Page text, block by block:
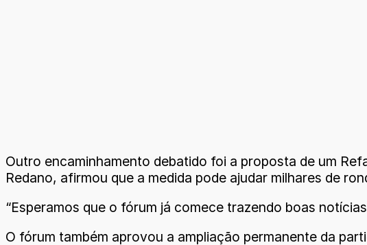
Outro encaminhamento debatido foi a proposta de um
Redano, afirmou que a medida pode ajudar milhares de
“Esperamos que o fórum já comece trazendo boas
O fórum também aprovou a ampliação permanente da